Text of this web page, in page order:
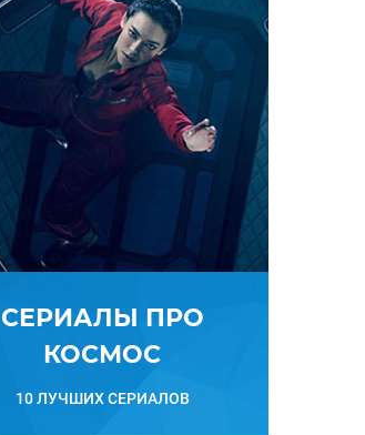
СЕРИАЛЫ ПРО
КОСМОС
10 ЛУЧШИХ СЕРИАЛОВ